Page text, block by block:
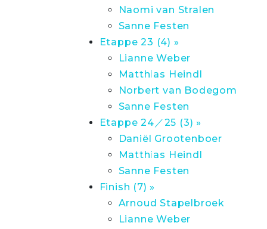
Naomi van Stralen
Sanne Festen
Etappe 23 (4) »
Lianne Weber
Matthias Heindl
Norbert van Bodegom
Sanne Festen
Etappe 24／25 (3) »
Daniël Grootenboer
Matthias Heindl
Sanne Festen
Finish (7) »
Arnoud Stapelbroek
Lianne Weber